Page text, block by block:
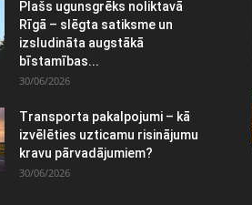
Plašs ugunsgrēks noliktavā
Rīgā – slēgta satiksme un
izsludināta augstākā
bīstamības...
30/06/2026
Transporta pakalpojumi – kā
izvēlēties uzticamu risinājumu
kravu pārvadājumiem?
30/06/2026